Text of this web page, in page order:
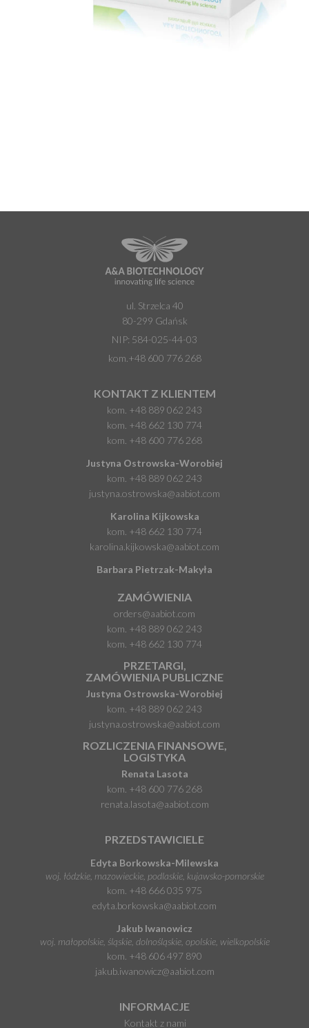
ul. Strzelca 40
80-299 Gdańsk
NIP: 584-025-44-03
kom. +48 600 776 268
KONTAKT Z KLIENTEM
kom. +48 889 062 243
kom. +48 662 130 774
kom. +48 600 776 268
Justyna Ostrowska-Worobiej
kom. +48 889 062 243
justyna.ostrowska@aabiot.com
Karolina Kijkowska
kom. +48 662 130 774
karolina.kijkowska@aabiot.com
Barbara Pietrzak-Makyła
ZAMÓWIENIA
orders@aabiot.com
kom. +48 889 062 243
kom. +48 662 130 774
PRZETARGI,
ZAMÓWIENIA PUBLICZNE
Justyna Ostrowska-Worobiej
kom. +48 889 062 243
justyna.ostrowska@aabiot.com
ROZLICZENIA FINANSOWE,
LOGISTYKA
Renata Lasota
kom. +48 600 776 268
renata.lasota@aabiot.com
PRZEDSTAWICIELE
Edyta Borkowska-Milewska
woj. łódzkie, mazowieckie, podlaskie, kujawsko-pomorskie
kom. +48 666 035 975
edyta.borkowska@aabiot.com
Jakub Iwanowicz
woj. małopolskie, śląskie, dolnośląskie, opolskie, wielkopolskie
kom. +48 606 497 890
jakub.iwanowicz@aabiot.com
INFORMACJE
Kontakt z nami